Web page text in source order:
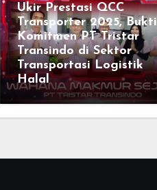
Ukir Prestasi QCC
Transporter 2025, Bukti
Komitmen PT Tristar
Transindo di Sektor
Transportasi Logistik
Halal